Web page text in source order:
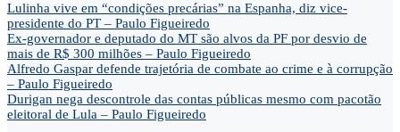
Lulinha vive em “condições precárias” na Espanha, diz vice-
presidente do PT – Paulo Figueiredo
Ex-governador e deputado do MT são alvos da PF por desvio de
mais de R$ 300 milhões – Paulo Figueiredo
Alfredo Gaspar defende trajetória de combate ao crime e à corrupção
– Paulo Figueiredo
Durigan nega descontrole das contas públicas mesmo com pacotão
eleitoral de Lula – Paulo Figueiredo